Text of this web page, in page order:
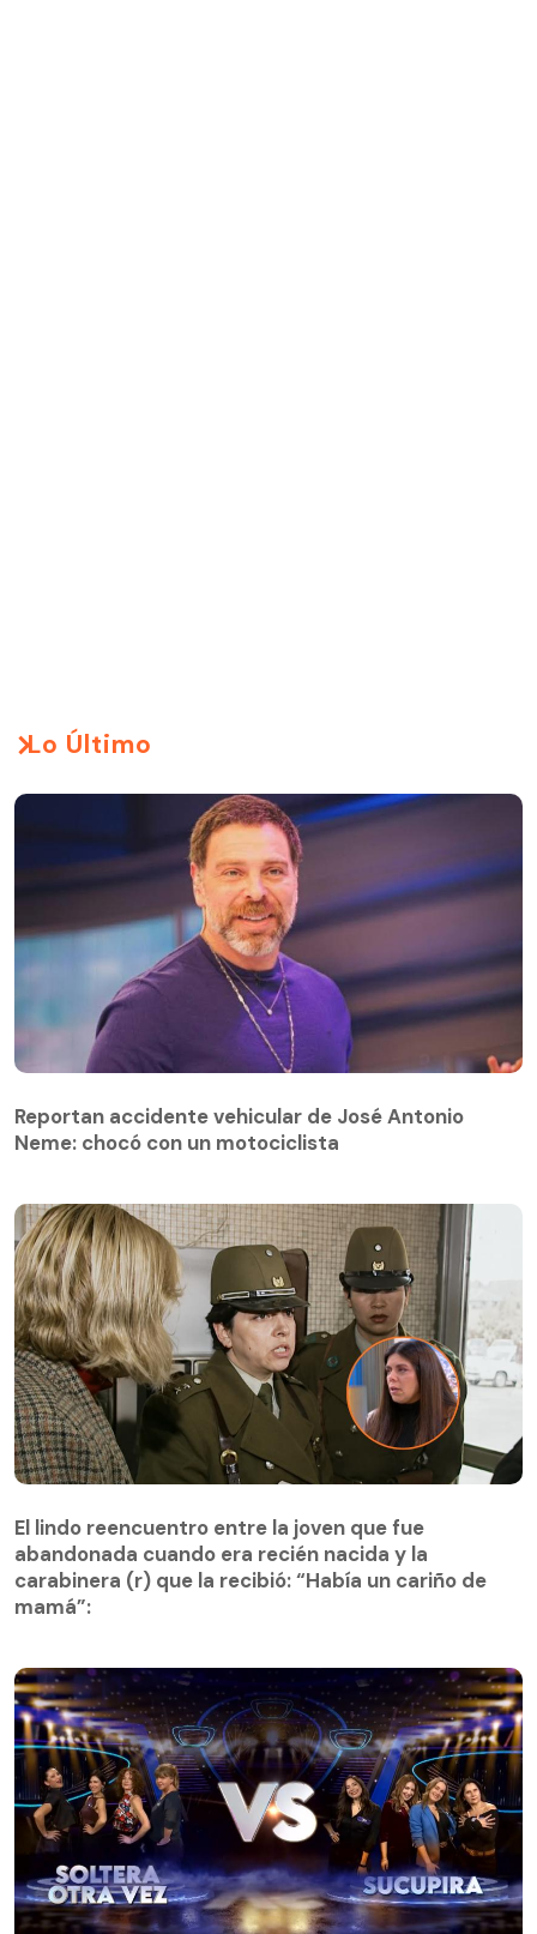
Lo Último
Reportan accidente vehicular de José Antonio
Neme: chocó con un motociclista
abandonada cuando era recién nacida y la
carabinera (r) que la recibió: “Había un cariño de
mamá”:
El lindo reencuentro entre la joven que fue
abandonada cuando era recién nacida y la
carabinera (r) que la recibió: “Había un cariño de
mamá”: